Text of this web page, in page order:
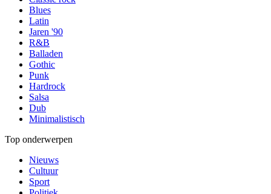
Blues
Latin
Jaren '90
R&B
Balladen
Gothic
Punk
Hardrock
Salsa
Dub
Minimalistisch
Top onderwerpen
Nieuws
Cultuur
Sport